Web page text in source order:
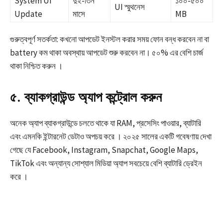
Update
মাসে
UI স্মুথনেস ​
MB
গুরুত্বপূর্ণ সতর্কতা: কখনো আপডেট ইনস্টল করার সময় ফোন বন্ধ করবেন না বা
battery কম থাকা অবস্থায় আপডেট শুরু করবেন না। ৫০% এর বেশি চার্জ
থাকা নিশ্চিত করুন ।​
৫. ব্যাকগ্রাউন্ড অ্যাপ কন্ট্রোল করুন
অনেক অ্যাপ ব্যাকগ্রাউন্ডে চলতে থাকে যা RAM, প্রসেসিং পাওয়ার, ব্যাটারি
এবং এমনকি ইন্টারনেট ডেটাও অপচয় করে । ২০২৫ সালের একটি গবেষণায় দেখা
গেছে যে Facebook, Instagram, Snapchat, Google Maps,
TikTok এবং অন্যান্য সোশ্যাল মিডিয়া অ্যাপ সবচেয়ে বেশি ব্যাটারি ড্রেইন
করে ।​